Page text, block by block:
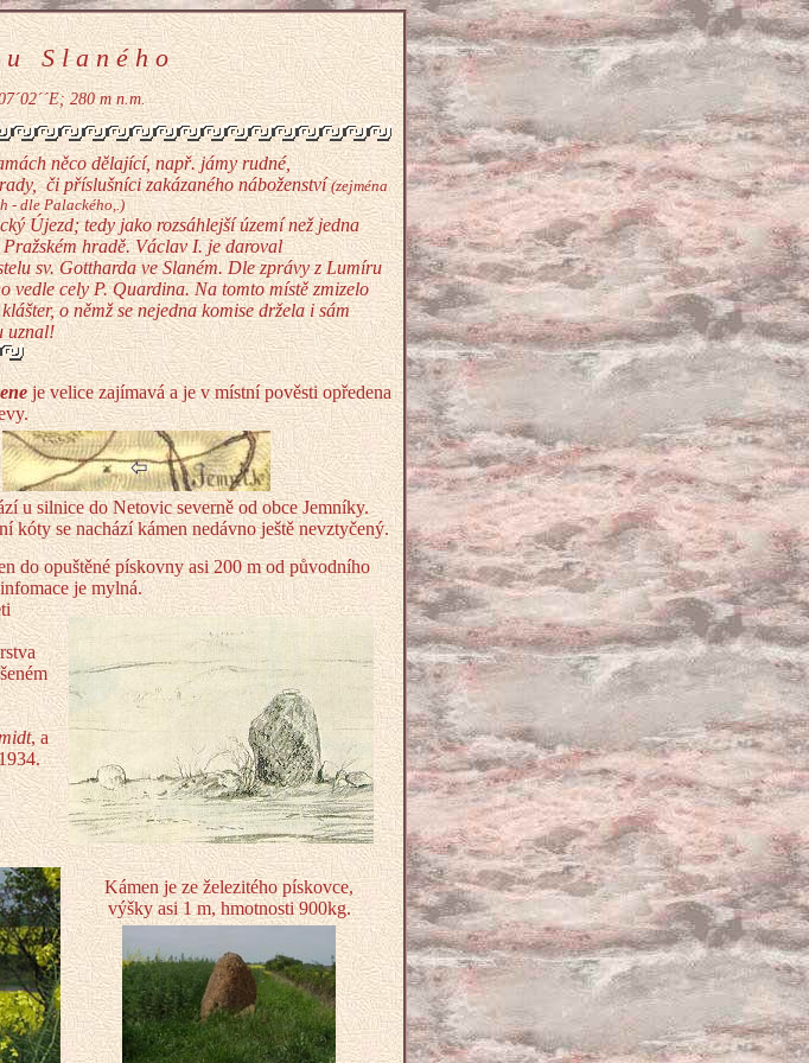
S l a n é h o
280 m n.m.
něco dělající, např. jámy rudné,
či příslušníci zakázaného náboženství(zejména
- dle Palackého,.)
Újezd; tedy jako rozsáhlejší území než jedna
hradě. Václav I. je daroval
sv. Gottharda ve Slaném. Dle zprávy z Lumíru
vedle cely P. Quardina. Na tomto místě zmizelo
o němž se nejedna komise držela i sám
uznal!
je velice zajímavá a je v místní pověsti opředena
u silnice do Netovic severně od obce Jemníky.
kóty se nachází kámen nedávno ještě nevztyčený.
do opuštěné pískovny asi 200 m od původního
je mylná.
, a
Kámen je ze železitého pískovce,
výšky asi 1 m, hmotnosti 900kg.